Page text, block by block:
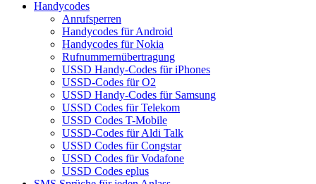
Handycodes
Anrufsperren
Handycodes für Android
Handycodes für Nokia
Rufnummernübertragung
USSD Handy-Codes für iPhones
USSD-Codes für O2
USSD Handy-Codes für Samsung
USSD Codes für Telekom
USSD Codes T-Mobile
USSD-Codes für Aldi Talk
USSD Codes für Congstar
USSD Codes für Vodafone
USSD Codes eplus